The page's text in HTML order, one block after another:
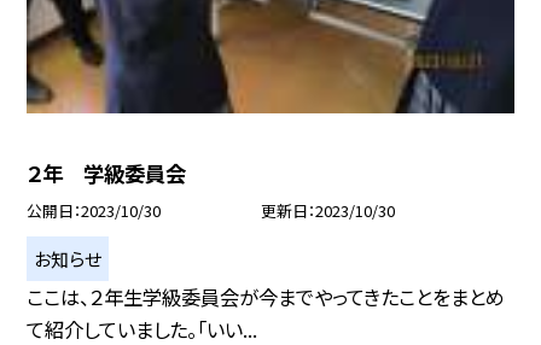
２年 学級委員会
公開日 2023/10/30 更新日 2023/10/30
お知らせ
ここは、２年生学級委員会が今までやってきたことをまとめ
て紹介していました。「いい...